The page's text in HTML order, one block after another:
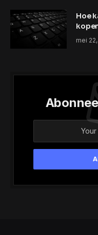
Hoe
mei